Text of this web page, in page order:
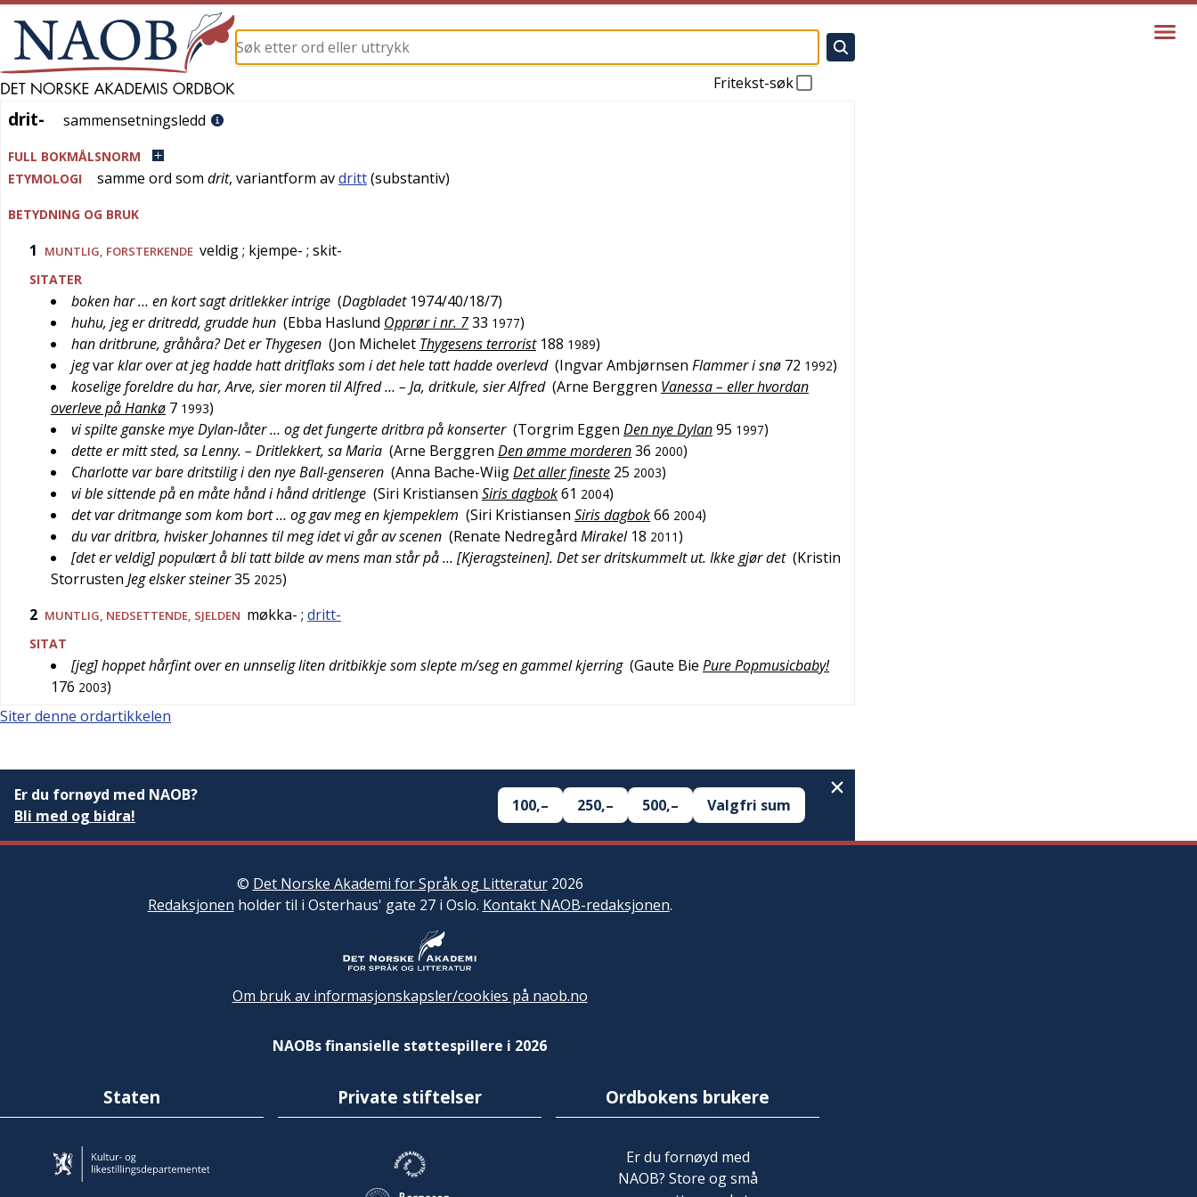
Fritekst-søk
drit-
drit- sammensetningsledd
FULL BOKMÅLSNORM
ETYMOLOGI
samme ord som drit, variantform avdritt(substantiv)
BETYDNING OG BRUK
1 MUNTLIG FORSTERKENDE veldig; kjempe- ; skit-
SITATER
boken har … en kort sagt dritlekker intrige (Dagbladet 1974/40/18/7)
huhu, jeg er dritredd, grudde hun (Ebba Haslund Opprør i nr. 733 1977)
han dritbrune, gråhåra? Det er Thygesen (Jon Michelet Thygesens terrorist 188 1989)
jegvarklar over at jeg hadde hatt dritflaks som i det hele tatt hadde overlevd (Ingvar Ambjørnsen Flammer i snø 72 1992)
koselige foreldre du har, Arve, sier moren til Alfred … – Ja, dritkule, sier Alfred (Arne Berggren Vanessa – eller hvordan
overleve på Hankø 7 1993)
vi spilte ganske mye Dylan-låter … og det fungerte dritbra på konserter (Torgrim Eggen Den nye Dylan95 1997)
dette er mitt sted, sa Lenny. – Dritlekkert, sa Maria (Arne Berggren Den ømme morderen36 2000)
Charlotte var bare dritstilig i den nye Ball-genseren (Anna Bache-WiigDet aller fineste 25 2003)
vi ble sittende på en måte hånd i hånd dritlenge (Siri Kristiansen Siris dagbok61 2004)
det var dritmange som kom bort … og gav meg en kjempeklem (Siri Kristiansen Siris dagbok66 2004)
du var dritbra, hvisker Johannes til meg idet vi går av scenen (Renate Nedregård Mirakel 18 2011)
[det er veldig] populært å bli tatt bilde av mens man står på … [Kjeragsteinen]. Det ser dritskummelt ut. Ikke gjør det (Kristin
Storrusten Jeg elsker steiner35 2025)
2 MUNTLIG NEDSETTENDE SJELDEN møkka- ; dritt-
SITAT
[jeg] hoppet hårfint over en unnselig liten dritbikkje som slepte m/seg en gammel kjerring (Gaute Bie Pure Popmusicbaby!
176 2003)
Siter denne ordartikkelen
Er du fornøyd med NAOB?
Bli med og bidra!
100,– 250,– 500,– Valgfri sum
© Det Norske Akademi for Språk og Litteratur2026
Redaksjonen holder til i Osterhaus' gate 27 i Oslo. Kontakt NAOB-redaksjonen.
Om bruk av informasjonskapsler/cookies på naob.no
NAOBs finansielle støttespillere i 2026
Staten Private stiftelser Ordbokens brukere
Er du fornøyd med
NAOB? Store og små